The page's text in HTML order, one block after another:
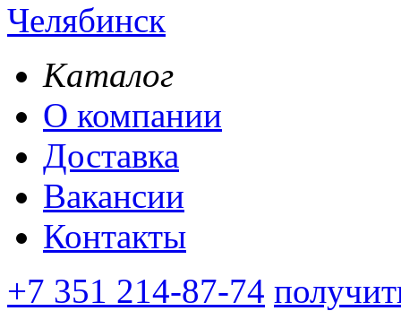
Челябинск
Каталог
О компании
Доставка
Вакансии
Контакты
+7 351 214-87-74